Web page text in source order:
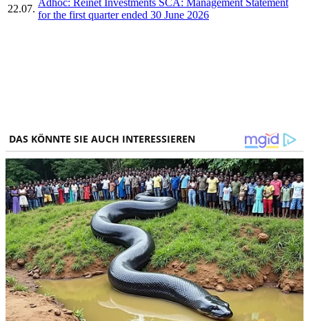
22.07.
for the first quarter ended 30 June 2026